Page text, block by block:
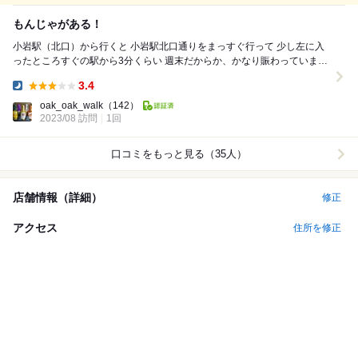
もんじゃがある！
小岩駅（北口）から行くと 小岩駅北口通りをまっすぐ行って 少し左に入
ったところすぐの駅から3分くらい 週末だからか、かなり賑わっていまし
3.4
oak_oak_walk （142）
2023/08 訪問
1回
口コミをもっと見る（35人）
店舗情報（詳細） 修正
アクセス 住所を修正